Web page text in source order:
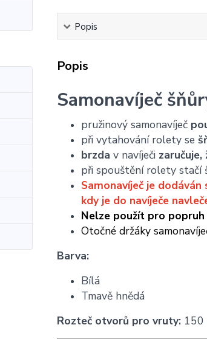
Popis
Popis
Samonavíječ
pružinový samonavíječ
při vytahování rolety se
brzda v navíječizaručuje,
při spouštění rolety stačí
Samonavíječ je
kdy je do navíječe
Nelze použít pro popruh
Otočné držáky
Barva:
Bílá
Tmavě hnědá
Rozteč otvorů pro vruty: 150